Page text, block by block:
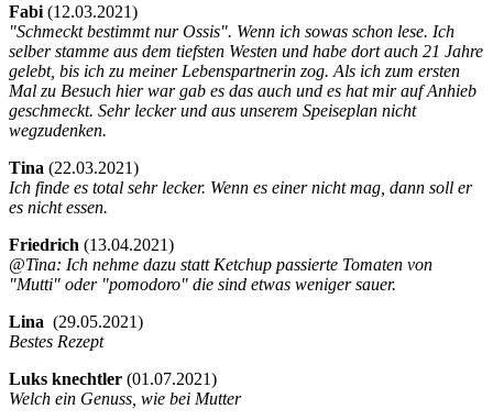
Fabi (12.03.2021)
"Schmeckt bestimmt nur Ossis". Wenn ich sowas schon lese. Ich
selber stamme aus dem tiefsten Westen und habe dort auch 21 Jahre
gelebt, bis ich zu meiner Lebenspartnerin zog. Als ich zum ersten
Mal zu Besuch hier war gab es das auch und es hat mir auf Anhieb
geschmeckt. Sehr lecker und aus unserem Speiseplan nicht
wegzudenken.
Tina (22.03.2021)
Ich finde es total sehr lecker. Wenn es einer nicht mag, dann soll er
es nicht essen.
Friedrich (13.04.2021)
@Tina: Ich nehme dazu statt Ketchup passierte Tomaten von
"Mutti" oder "pomodoro" die sind etwas weniger sauer.
Lina (29.05.2021)
Bestes Rezept
Luks knechtler (01.07.2021)
Welch ein Genuss, wie bei Mutter